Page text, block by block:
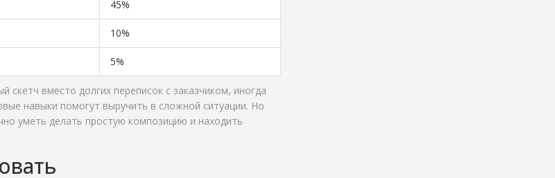
45%
10%
5%
вместо долгих переписок с заказчиком, иногда
навыки помогут выручить в сложной ситуации. Но
уметь делать простую композицию и находить